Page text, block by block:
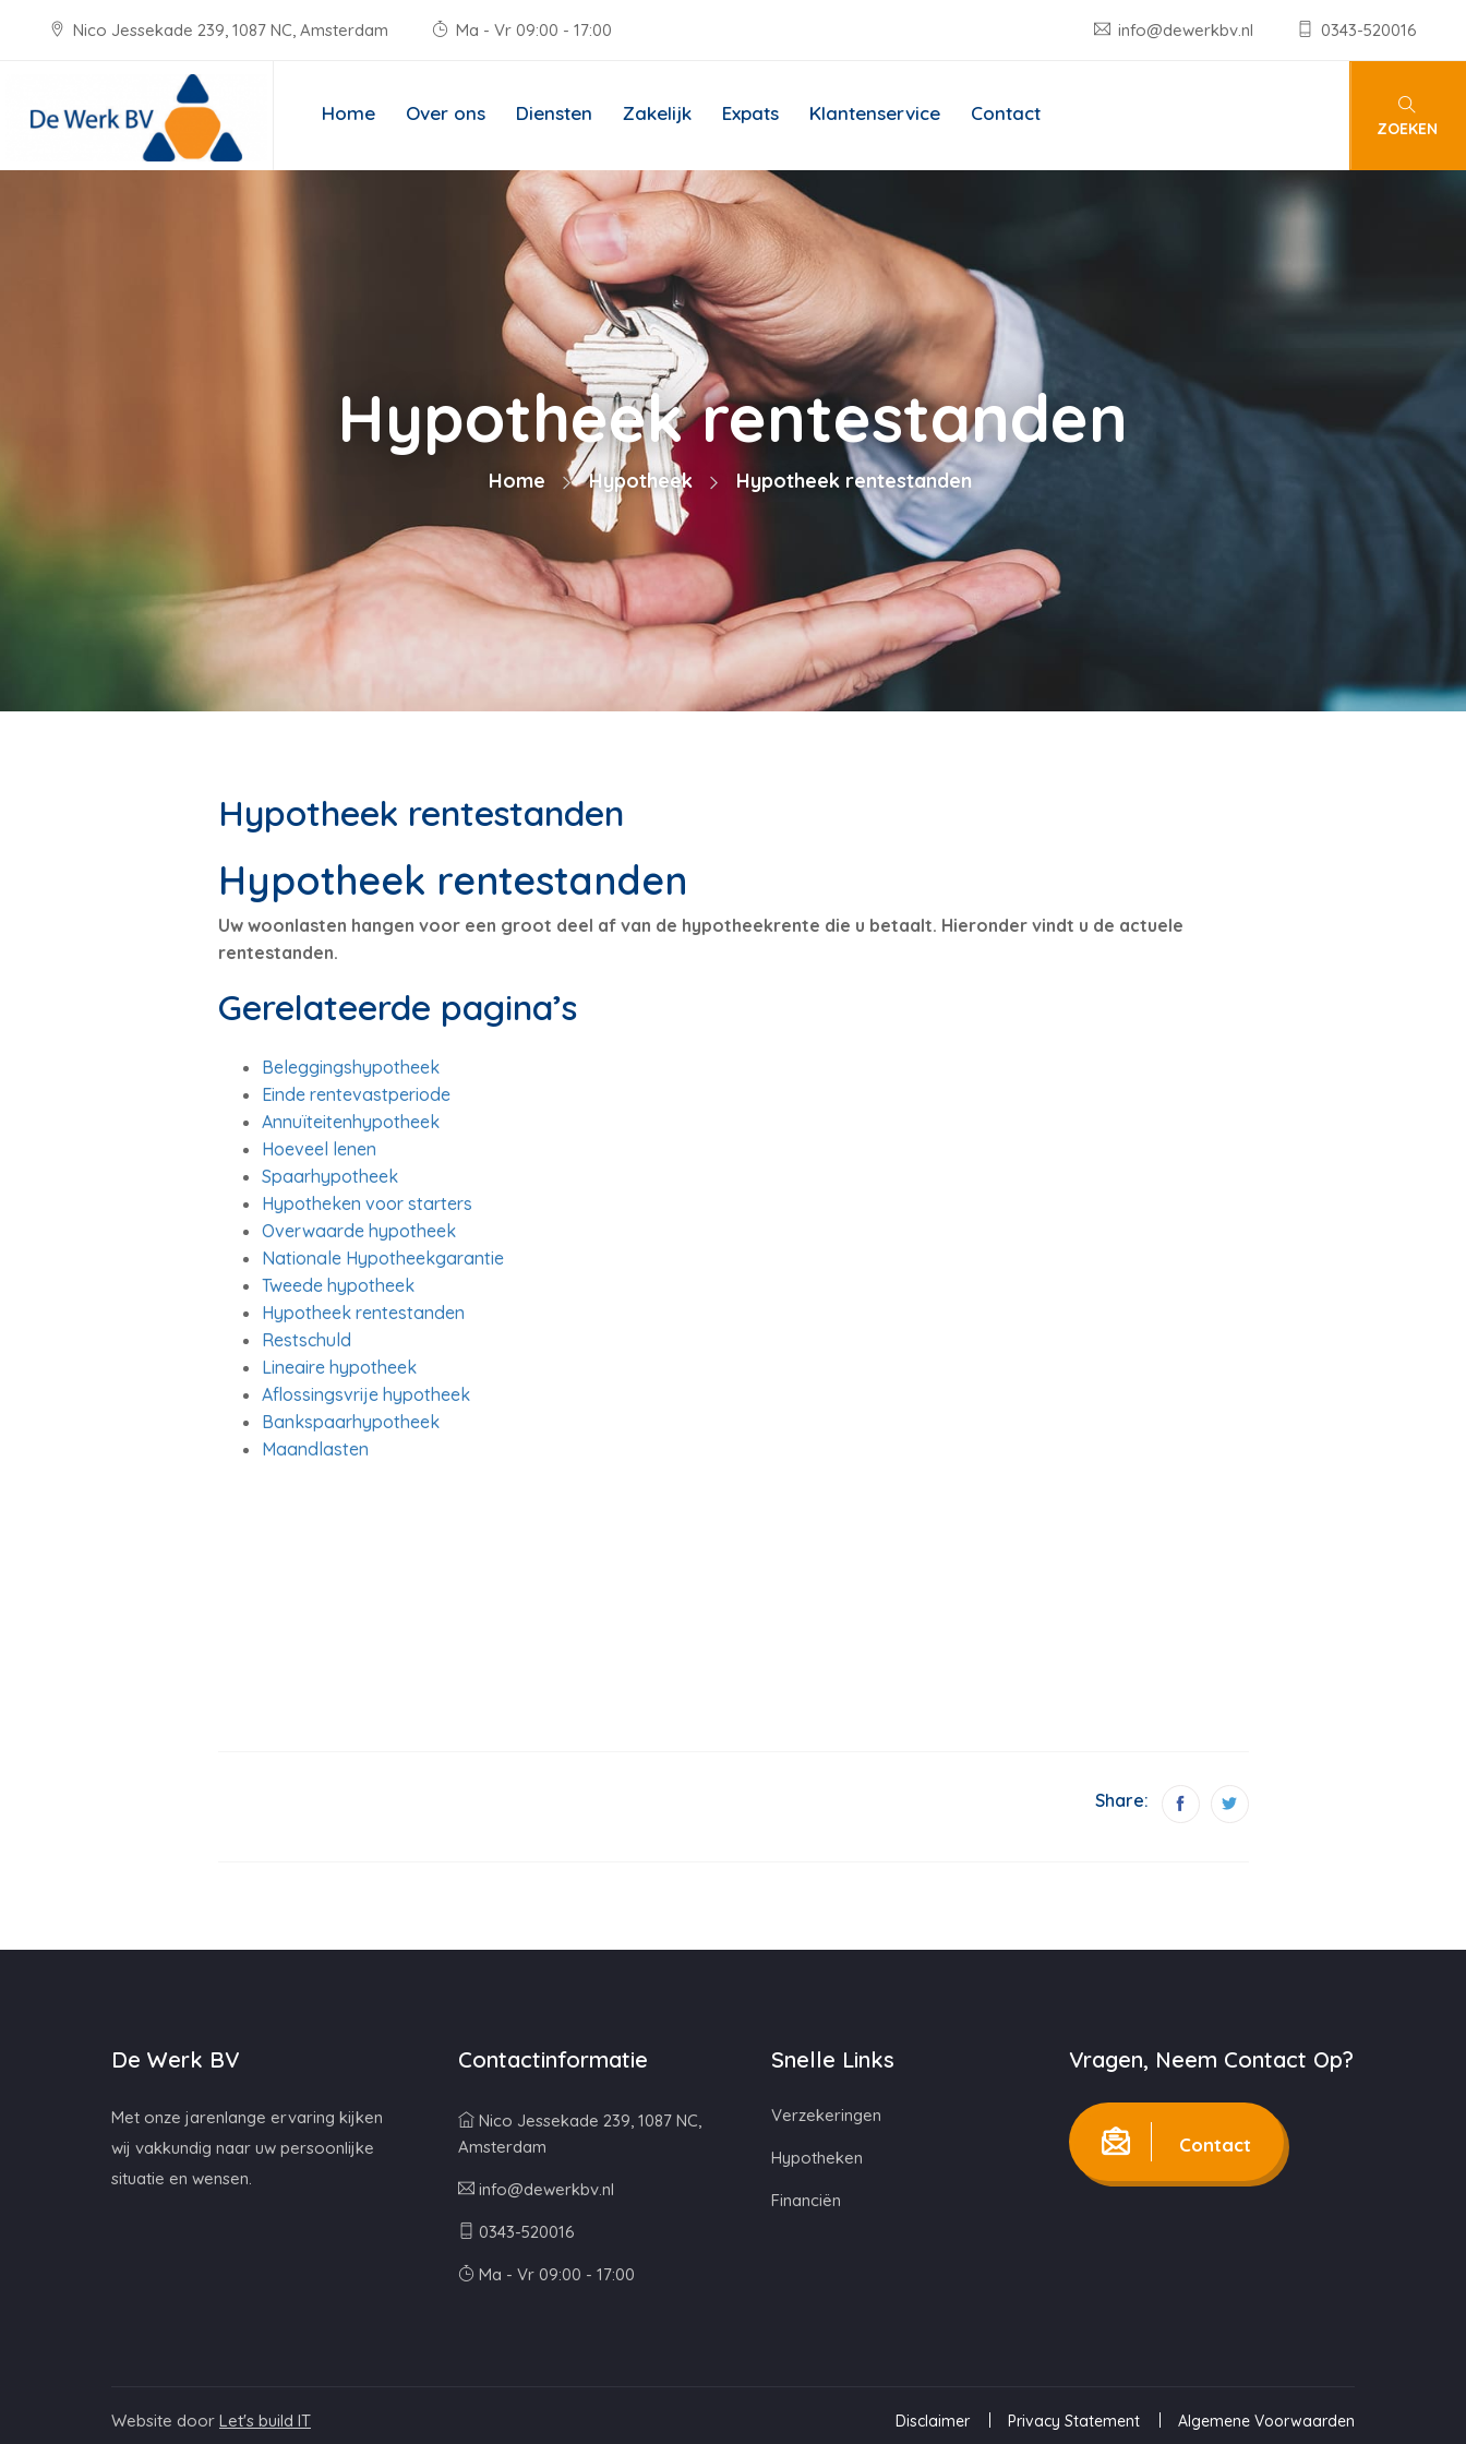
Nico Jessekade 239, 1087 NC, Amsterdam Ma - Vr 09:00 - 17:00 info@dewerkbv.nl 0343-520016
Home Over ons Diensten Zakelijk Expats Klantenservice Contact
ZOEKEN
Hypotheek rentestanden
Home Hypotheek Hypotheek rentestanden
Hypotheek rentestanden
Hypotheek rentestanden
Uw woonlasten hangen voor een groot deel af van de hypotheekrente die u betaalt. Hieronder vindt u de actuele
rentestanden.
Gerelateerde pagina’s
Beleggingshypotheek
Einde rentevastperiode
Annuïteitenhypotheek
Hoeveel lenen
Spaarhypotheek
Hypotheken voor starters
Overwaarde hypotheek
Nationale Hypotheekgarantie
Tweede hypotheek
Hypotheek rentestanden
Restschuld
Lineaire hypotheek
Aflossingsvrije hypotheek
Bankspaarhypotheek
Maandlasten
Share:
De Werk BV
Met onze jarenlange ervaring kijken
wij vakkundig naar uw persoonlijke
situatie en wensen.
Contactinformatie
Nico Jessekade 239, 1087 NC,
Amsterdam
info@dewerkbv.nl
0343-520016
Ma - Vr 09:00 - 17:00
Snelle Links
Verzekeringen
Hypotheken
Financiën
Vragen, Neem Contact Op?
Contact
Website door Let's build IT Disclaimer Privacy Statement Algemene Voorwaarden